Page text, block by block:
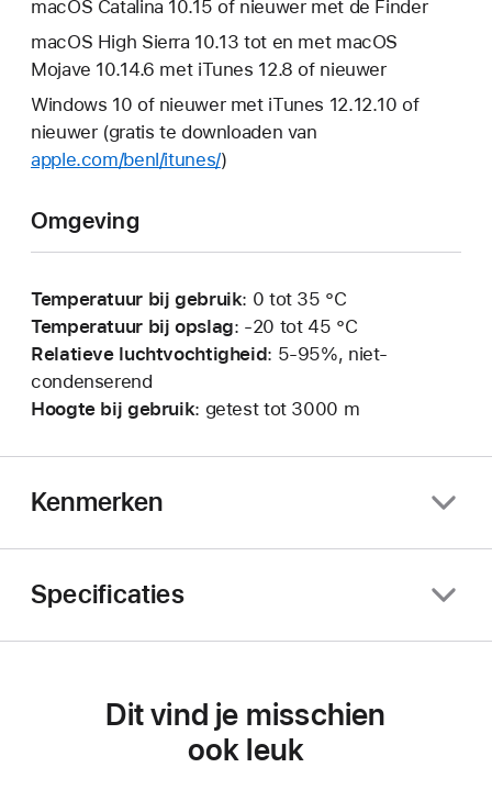
macOS Catalina 10.15 of nieuwer met de Finder
macOS High Sierra 10.13 tot en met macOS
Mojave 10.14.6 met iTunes 12.8 of nieuwer
Windows 10 of nieuwer met iTunes 12.12.10 of
nieuwer (gratis te downloaden van
apple.com/benl/itunes/)
Omgeving
Temperatuur bij gebruik: 0 tot 35 °C
Temperatuur bij opslag: -20 tot 45 °C
Relatieve luchtvochtigheid: 5-95%, niet-
condenserend
Hoogte bij gebruik: getest tot 3000 m
Kenmerken
Specificaties
Dit vind je misschien
ook leuk